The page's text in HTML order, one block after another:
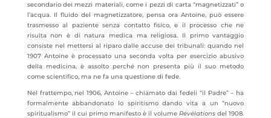
secondario dei mezzi materiali, come i pezzi di carta “magnetizzati” o
l’acqua. Il fluido del magnetizzatore, pensa ora Antoine, può essere
trasmesso al paziente senza contatto fisico, e il processo che ne
risulta non è di natura medica ma religiosa. Il primo vantaggio
consiste nel mettersi al riparo dalle accuse dei tribunali: quando nel
1907 Antoine è processato una seconda volta per esercizio abusivo
della medicina, è assolto perché non presenta più il suo metodo
come scientifico, ma ne fa una questione di fede.
Nel frattempo, nel 1906, Antoine – chiamato dai fedeli “il Padre” – ha
formalmente abbandonato lo spiritismo dando vita a un “nuovo
spiritualismo” il cui primo manifesto è il volumeRévélations del 1908.